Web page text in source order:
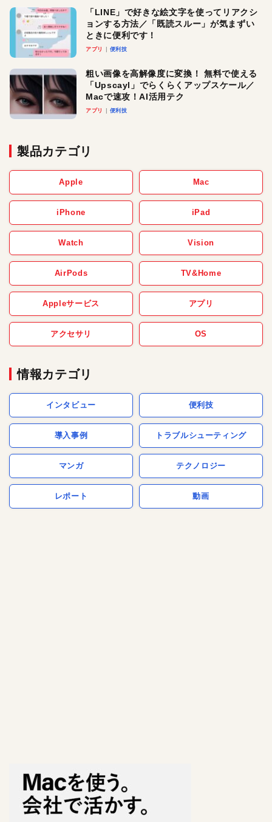
「LINE」で好きな絵文字を使ってリアクシ
ョンする方法／「既読スルー」が気まずい
ときに便利です！
アプリ 便利技
粗い画像を高解像度に変換！ 無料で使える
「Upscayl」でらくらくアップスケール／
Macで速攻！AI活用テク
アプリ 便利技
製品カテゴリ
Apple Mac
iPhone iPad
Watch Vision
AirPods TV&Home
Appleサービス アプリ
アクセサリ OS
情報カテゴリ
インタビュー 便利技
導入事例 トラブルシューティング
マンガ テクノロジー
レポート 動画